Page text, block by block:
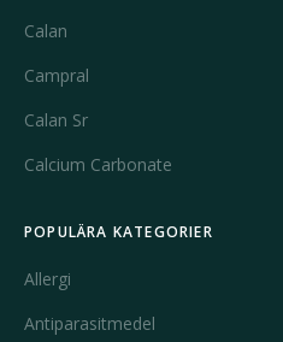
Calan
Campral
Calan Sr
Calcium Carbonate
POPULÄRA KATEGORIER
Allergi
Antiparasitmedel